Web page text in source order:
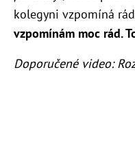
kolegyni vzpomíná
vzpomínám moc rád.
Doporučené video: